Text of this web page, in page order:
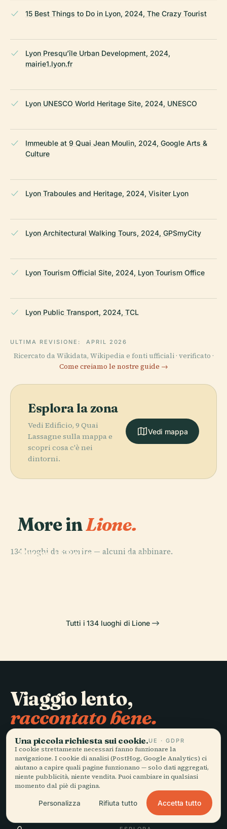
15 Best Things to Do in Lyon, 2024, The Crazy Tourist
Lyon Presqu’île Urban Development, 2024,
mairie1.lyon.fr
Lyon UNESCO World Heritage Site, 2024, UNESCO
Immeuble at 9 Quai Jean Moulin, 2024, Google Arts &
Culture
Lyon Traboules and Heritage, 2024, Visiter Lyon
Lyon Architectural Walking Tours, 2024, GPSmyCity
Lyon Tourism Official Site, 2024, Lyon Tourism Office
Lyon Public Transport, 2024, TCL
ULTIMA REVISIONE: APRIL 2026
Ricercato da Wikidata, Wikipedia e fonti ufficiali · verificato ·
Come creiamo le nostre guide →
Esplora la zona
Vedi Edificio, 9 Quai
Lassagne sulla mappa e
scopri cosa c'è nei
dintorni.
Vedi mappa
More inLione.
134 luoghi da scoprire — alcuni da abbinare.
Museo di Belle
PLACE
PLACE PLACE
Tutti i 134 luoghi di Lione
Viaggio lento,
raccontato bene.
RESTA AGGIORNATO
Iscriviti
Una piccola richiesta sui cookie.UE · GDPR
I cookie strettamente necessari fanno funzionare la
navigazione. I cookie di analisi (PostHog, Google Analytics) ci
aiutano a capire quali pagine funzionano — solo dati aggregati,
niente pubblicità, niente vendita. Puoi cambiare in qualsiasi
momento dal piè di pagina.
Personalizza Rifiuta tutto Accetta tutto